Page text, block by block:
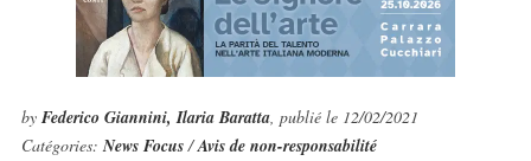
by Federico Giannini, Ilaria Baratta, publié le 12/02/2021
Catégories:News Focus/Avis de non-responsabilité